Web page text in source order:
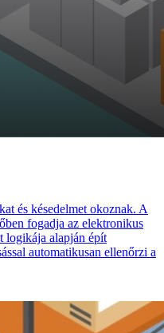
és késedelmet okoznak. A
fogadja az elektronikus
logikája alapján épít
automatikusan ellenőrzi a